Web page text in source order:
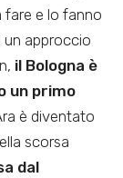
e lo fanno
un approccio
il Bologna è
un primo
è diventato
scorsa
dal